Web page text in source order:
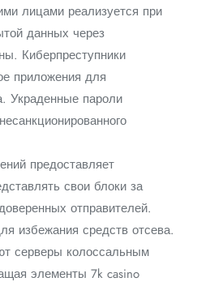
лицами реализуется при
данных через
Киберпреступники
приложения для
Украденные пароли
предоставляет
свои блоки за
отправителей.
избежания средств отсева.
серверы колоссальным
элементы 7k casino